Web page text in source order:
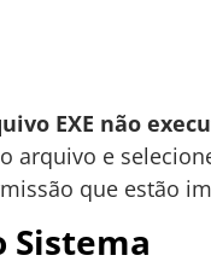
EXE não
e
que estão